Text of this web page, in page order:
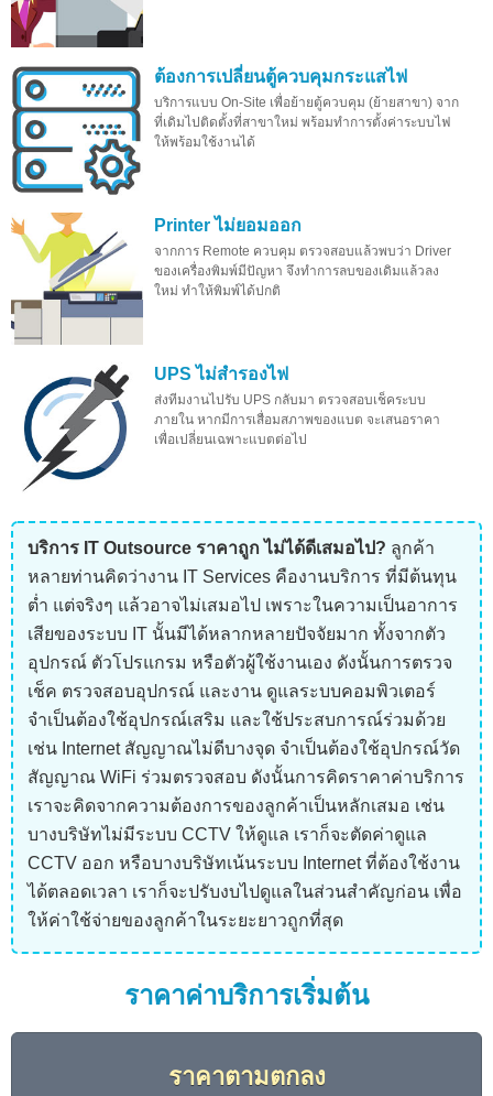
ต้องการเปลี่ยนตู้ควบคุมกระแสไฟ
บริการแบบ On-Site เพื่อย้ายตู้ควบคุม (ย้ายสาขา) จาก
ที่เดิมไปติดตั้งที่สาขาใหม่ พร้อมทำการตั้งค่าระบบไฟ
ให้พร้อมใช้งานได้
Printer ไม่ยอมออก
จากการ Remote ควบคุม ตรวจสอบแล้วพบว่า Driver
ของเครื่องพิมพ์มีปัญหา จึงทำการลบของเดิมแล้วลง
ใหม่ ทำให้พิมพ์ได้ปกติ
UPS ไม่สำรองไฟ
ส่งทีมงานไปรับ UPS กลับมา ตรวจสอบเช็คระบบ
ภายใน หากมีการเสื่อมสภาพของแบต จะเสนอราคา
เพื่อเปลี่ยนเฉพาะแบตต่อไป
บริการ IT Outsource ราคาถูก ไม่ได้ดีเสมอไป? ลูกค้า
หลายท่านคิดว่างาน IT Services คืองานบริการ ที่มีต้นทุน
ต่ำ แต่จริงๆ แล้วอาจไม่เสมอไป เพราะในความเป็นอาการ
เสียของระบบ IT นั้นมีได้หลากหลายปัจจัยมาก ทั้งจากตัว
อุปกรณ์ ตัวโปรแกรม หรือตัวผู้ใช้งานเอง ดังนั้นการตรวจ
เช็ค ตรวจสอบอุปกรณ์ และงาน ดูแลระบบคอมพิวเตอร์
จำเป็นต้องใช้อุปกรณ์เสริม และใช้ประสบการณ์ร่วมด้วย
เช่น Internet สัญญาณไม่ดีบางจุด จำเป็นต้องใช้อุปกรณ์วัด
สัญญาณ WiFi ร่วมตรวจสอบ ดังนั้นการคิดราคาค่าบริการ
เราจะคิดจากความต้องการของลูกค้าเป็นหลักเสมอ เช่น
บางบริษัทไม่มีระบบ CCTV ให้ดูแล เราก็จะตัดค่าดูแล
CCTV ออก หรือบางบริษัทเน้นระบบ Internet ที่ต้องใช้งาน
ได้ตลอดเวลา เราก็จะปรับงบไปดูแลในส่วนสำคัญก่อน เพื่อ
ให้ค่าใช้จ่ายของลูกค้าในระยะยาวถูกที่สุด
ราคาค่าบริการเริ่มต้น
ราคาตามตกลง